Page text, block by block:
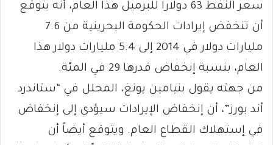
سعر النفط 63 دولاراً للبرميل هذا العام، أنه يتوقع
أن تنخفض إيرادات الحكومة البحرينية من 7.6
مليارات دولار في 2014 إلى 5.4 مليارات دولار هذا
العام، بنسبة إنخفاض قدرها 29 في المئة.
من جهته يقول بنيامين يونغ، المحلل في “ستاندرد
أند بورز”، أن إنخفاض الإيرادات سيؤدي إلى إنخفاض
في إستهلاك القطاع العام. ويتوقع أيضاً أن